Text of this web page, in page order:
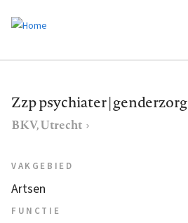
de
gaanZzp psychiater | genderzorg
BKV, Utrecht
VAKGEBIED
Artsen
FUNCTIE